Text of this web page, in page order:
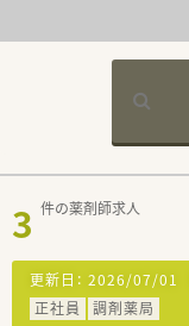
3 件の薬剤師求人
更新日： 2026/07/01
正社員
調剤薬局